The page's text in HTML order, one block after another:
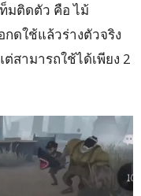
มติดตัว คือ ไม้
กดใช้แล้วร่างตัวจริง
สามารถใช้ได้เพียง 2